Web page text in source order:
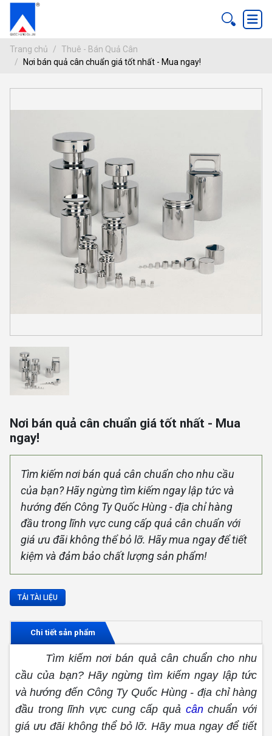
Trang chủ
Thuê - Bán Quả Cân
Nơi bán quả cân chuẩn giá tốt nhất - Mua ngay!
Nơi bán quả cân chuẩn giá tốt nhất - Mua
ngay!
Tìm kiếm nơi bán quả cân chuẩn cho nhu cầu
của bạn? Hãy ngừng tìm kiếm ngay lập tức và
hướng đến Công Ty Quốc Hùng - địa chỉ hàng
đầu trong lĩnh vực cung cấp quả cân chuẩn với
giá ưu đãi không thể bỏ lỡ. Hãy mua ngay để tiết
kiệm và đảm bảo chất lượng sản phẩm!
TẢI TÀI LIỆU
Chi tiết sản phẩm
Tìm kiếm nơi bán quả cân chuẩn cho nhu
cầu của bạn? Hãy ngừng tìm kiếm ngay lập tức
và hướng đến Công Ty Quốc Hùng - địa chỉ hàng
đầu trong lĩnh vực cung cấp quả cânchuẩn với
giá ưu đãi không thể bỏ lỡ. Hãy mua ngay để tiết